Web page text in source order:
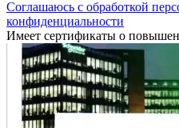
Соглашаюсь с обработкой
конфиденциальности
Имеет сертификаты о